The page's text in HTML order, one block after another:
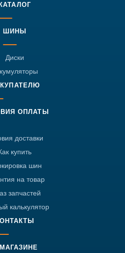
КАТАЛОГ
ШИНЫ
Диски
ОПЛАТЫ
доставки
купить
шин
на товар
запчастей
калькулятор